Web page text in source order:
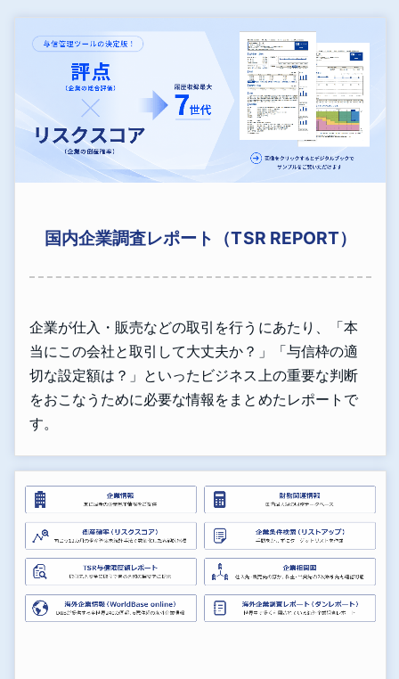
国内企業調査レポート（TSR REPORT）
企業が仕入・販売などの取引を行うにあたり、「本
当にこの会社と取引して大丈夫か？」「与信枠の適
切な設定額は？」といったビジネス上の重要な判断
をおこなうために必要な情報をまとめたレポートで
す。